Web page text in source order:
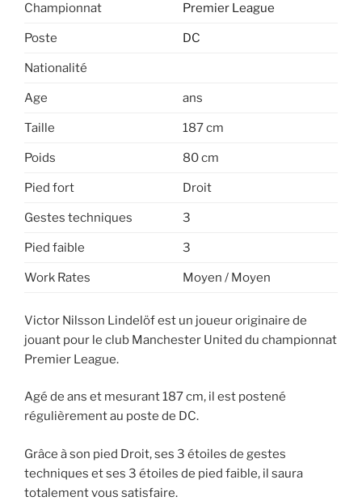
Championnat Premier League
Poste DC
Nationalité
Age ans
Taille 187 cm
Poids 80 cm
Pied fort Droit
Gestes techniques 3
Pied faible 3
Work Rates Moyen / Moyen
Victor Nilsson Lindelöf est un joueur originaire de
jouant pour le club Manchester United du championnat
Premier League.
Agé de ans et mesurant 187 cm, il est postené
régulièrement au poste de DC.
Grâce à son pied Droit, ses 3 étoiles de gestes
techniques et ses 3 étoiles de pied faible, il saura
totalement vous satisfaire.